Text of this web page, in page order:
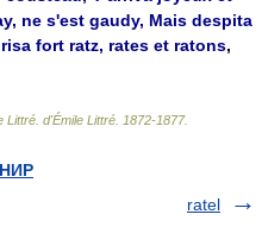
ne s'est gaudy, Mais despita
fort ratz, rates et ratons,
Littré d'Émile Littré 1872-1877.
ratel